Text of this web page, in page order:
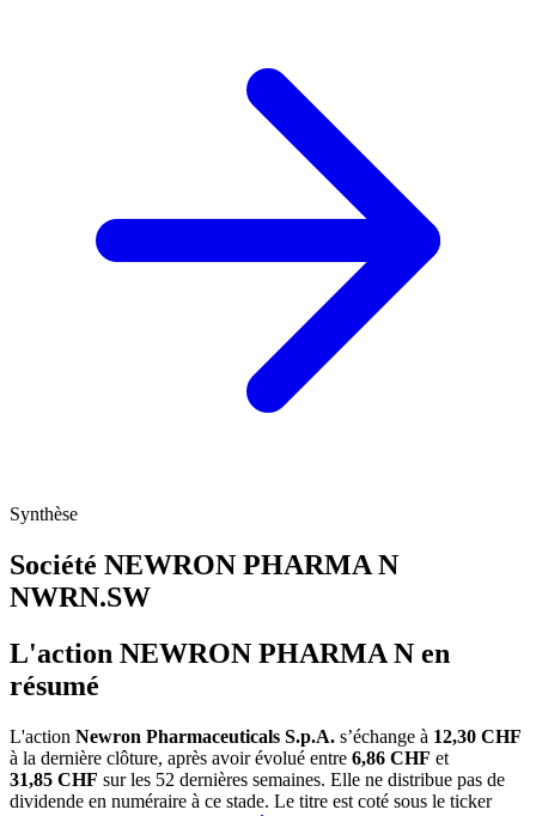
Synthèse
Société NEWRON PHARMA N
NWRN.SW
L'action NEWRON PHARMA N en
résumé
L'action Newron Pharmaceuticals S.p.A. s’échange à 12,30 CHF
à la dernière clôture, après avoir évolué entre 6,86 CHF et
31,85 CHF sur les 52 dernières semaines. Elle ne distribue pas de
dividende en numéraire à ce stade. Le titre est coté sous le ticker